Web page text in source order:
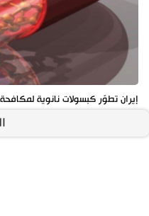
إيران تطوّر كبسولات نانوية لمكافحة